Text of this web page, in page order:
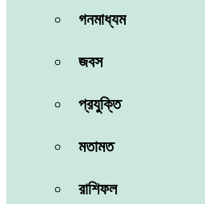
গনমাধ্যম
জবস
প্রযুক্তি
মতামত
রাশিফল